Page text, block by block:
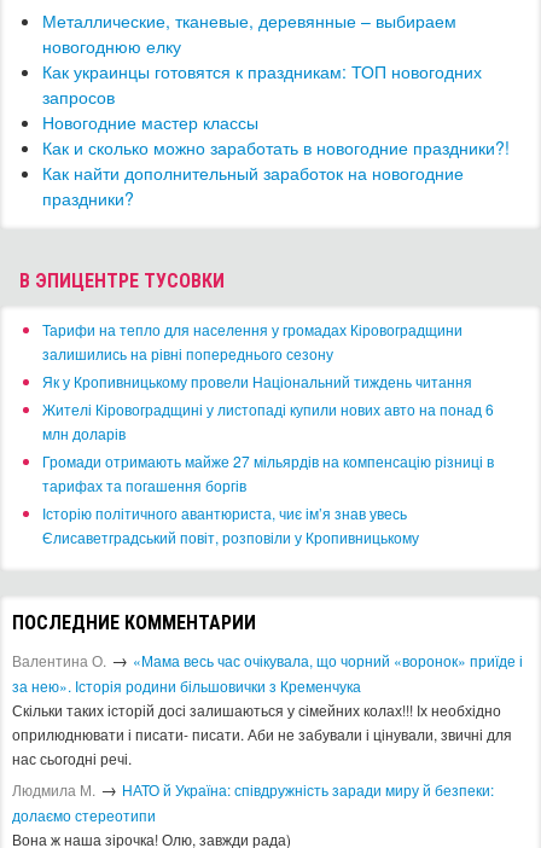
​Металлические, тканевые, деревянные – выбираем
новогоднюю елку
Как украинцы готовятся к праздникам: ТОП новогодних
запросов
Новогодние мастер классы
Как и сколько можно заработать в новогодние праздники?!
Как найти дополнительный заработок на новогодние
праздники?
В ЭПИЦЕНТРЕ ТУСОВКИ
​Тарифи на тепло для населення у громадах Кіровоградщини
залишились на рівні попереднього сезону
​Як у Кропивницькому провели Національний тиждень читання
​Жителі Кіровоградщині у листопаді купили нових авто на понад 6
млн доларів
​Громади отримають майже 27 мільярдів на компенсацію різниці в
тарифах та погашення боргів
Історію політичного авантюриста, чиє ім’я знав увесь
Єлисаветградський повіт, розповіли у Кропивницькому
ПОСЛЕДНИЕ КОММЕНТАРИИ
Валентина О. → «Мама весь час очікувала, що чорний «воронок» приїде і
за нею». Історія родини більшовички з Кременчука
Скільки таких історій досі залишаються у сімейних колах!!! Іх необхідно
оприлюднювати і писати- писати. Аби не забували і цінували, звичні для
нас сьогодні речі.
Людмила М. → ​НАТО й Україна: співдружність заради миру й безпеки:
долаємо стереотипи
Вона ж наша зірочка! Олю, завжди рада)